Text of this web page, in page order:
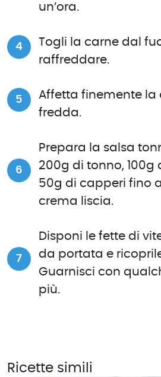
un’ora.
Togli la carne dal
raffreddare.
Affetta finemente la
fredda.
Prepara la salsa
200g di tonno, 100g
50g di capperi fino
crema liscia.
Disponi le fette di
da portata e
Guarnisci con
più.
Ricette simili